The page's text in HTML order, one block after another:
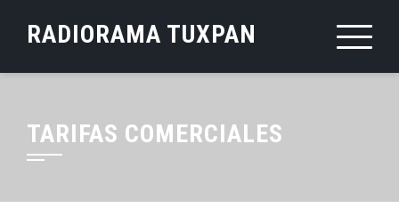
RADIORAMA TUXPAN
TARIFAS COMERCIALES